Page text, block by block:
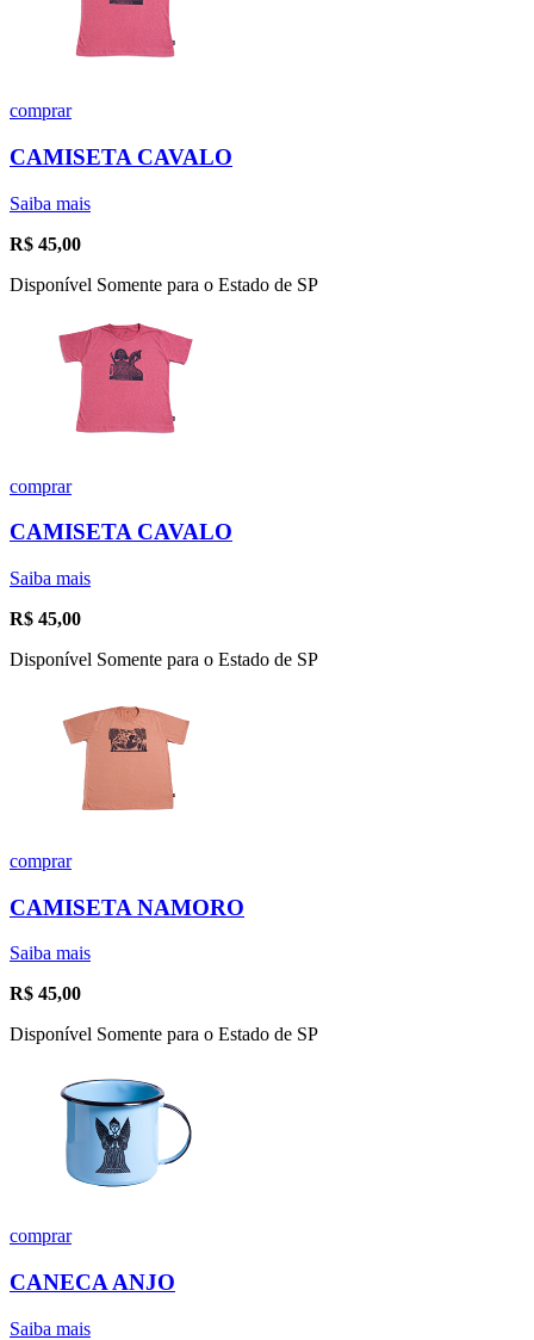
comprar
CAMISETA CAVALO
Saiba mais
R$ 45,00
Disponível Somente para o Estado de SP
comprar
CAMISETA CAVALO
Saiba mais
R$ 45,00
Disponível Somente para o Estado de SP
comprar
CAMISETA NAMORO
Saiba mais
R$ 45,00
Disponível Somente para o Estado de SP
comprar
CANECA ANJO
Saiba mais